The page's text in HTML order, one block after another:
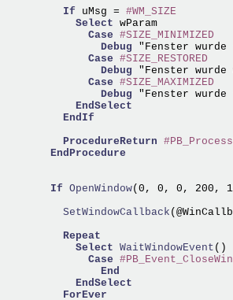
If uMsg = #WM_SIZE
Select wParam
Case #SIZE_MINIMIZED
Debug "Fenster
Case #SIZE_RESTORED
Debug "Fenster
Case #SIZE_MAXIMIZED
Debug "Fenster wurde
EndSelect
EndIf
ProcedureReturn
EndProcedure
If OpenWindow(0, 0, 0, 200,
    SetWindowCallback
Repeat
Select WaitWindowEvent ()
Case
End
EndSelect
ForEver